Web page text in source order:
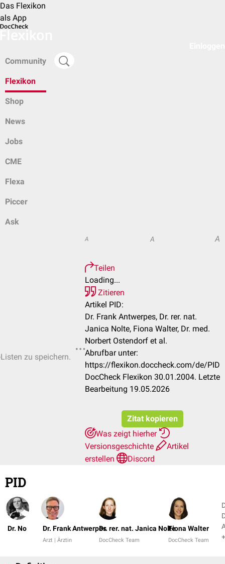
Das Flexikon
als App
Community
Flexikon
Shop
News
Jobs
CME
Flexa
Piccer
Ask
zu speichern.
A A A
Teilen
Loading...
Zitieren
Artikel PID:
Dr. Frank Antwerpes, Dr. rer. nat.
Janica Nolte, Fiona Walter, Dr. med.
Norbert Ostendorf et al.
Abrufbar unter:
https://flexikon.doccheck.com/de/PID
DocCheck Flexikon 30.01.2004. Letzte
Bearbeitung 19.05.2026
Zitat kopieren
Was zeigt hierher
Versionsgeschichte
Artikel
erstellen
Discord
PID
Dr. No Dr. Frank Antwerpes
Arzt | Ärztin
Dr. rer. nat. Janica Nolte
DocCheck Team
Fiona Walter
DocCheck Team